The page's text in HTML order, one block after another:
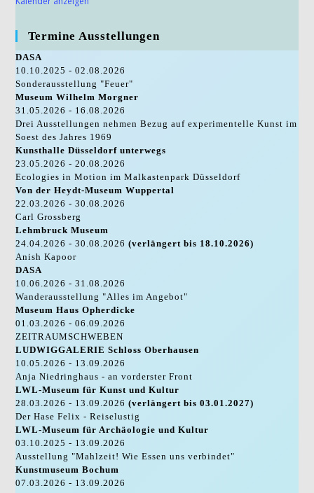
Termine Ausstellungen
DASA
10.10.2025 - 02.08.2026
Sonderausstellung "Feuer"
Museum Wilhelm Morgner
31.05.2026 - 16.08.2026
Drei Ausstellungen nehmen Bezug auf experimentelle Kunst im
Soest des Jahres 1969
Kunsthalle Düsseldorf unterwegs
23.05.2026 - 20.08.2026
Ecologies in Motion im Malkastenpark Düsseldorf
Von der Heydt-Museum Wuppertal
22.03.2026 - 30.08.2026
Carl Grossberg
Lehmbruck Museum
24.04.2026 - 30.08.2026(verlängert bis 18.10.2026)
Anish Kapoor
DASA
10.06.2026 - 31.08.2026
Wanderausstellung "Alles im Angebot"
Museum Haus Opherdicke
01.03.2026 - 06.09.2026
ZEITRAUMSCHWEBEN
LUDWIGGALERIE Schloss Oberhausen
10.05.2026 - 13.09.2026
Anja Niedringhaus - an vorderster Front
LWL-Museum für Kunst und Kultur
28.03.2026 - 13.09.2026(verlängert bis 03.01.2027)
Der Hase Felix - Reiselustig
LWL-Museum für Archäologie und Kultur
03.10.2025 - 13.09.2026
Ausstellung "Mahlzeit! Wie Essen uns verbindet"
Kunstmuseum Bochum
07.03.2026 - 13.09.2026